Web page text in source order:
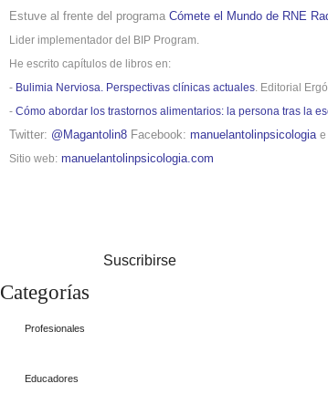
Estuve al frente del programa Cómete el Mundo de RNE
Lider implementador del BIP Program.
He escrito capítulos de libros en:
- Bulimia Nerviosa. Perspectivas clínicas actuales. Editorial
- Cómo abordar los trastornos alimentarios: la persona tras la
Twitter: @Magantolin8 Facebook: manuelantolinpsicologia e
Sitio web: manuelantolinpsicologia.com
Suscribirse
Categorías
Profesionales
Educadores